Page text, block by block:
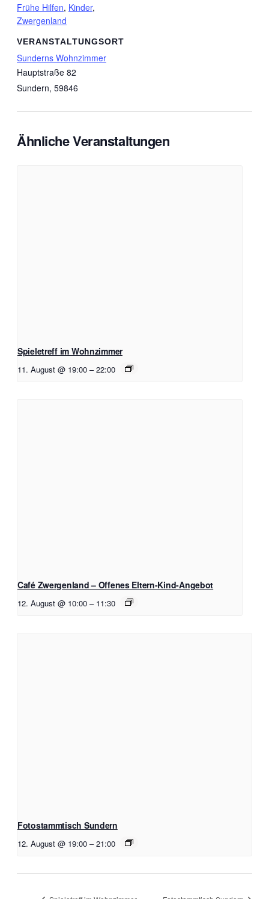
Frühe Hilfen, Kinder,
Zwergenland
VERANSTALTUNGSORT
Sunderns Wohnzimmer
Hauptstraße 82
Sundern, 59846
Ähnliche Veranstaltungen
Spieletreff im Wohnzimmer
11. August @ 19:00 – 22:00
Café Zwergenland – Offenes Eltern-Kind-Angebot
12. August @ 10:00 – 11:30
Fotostammtisch Sundern
12. August @ 19:00 – 21:00